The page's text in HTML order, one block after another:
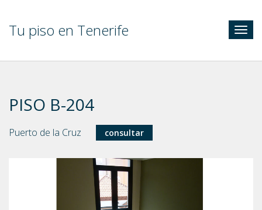
Tu piso en Tenerife
PISO B-204
Puerto de la Cruz consultar